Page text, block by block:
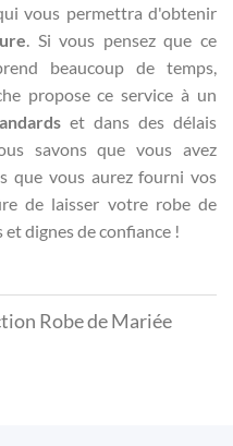
vous permettra d'obtenir
. Si vous pensez que ce
beaucoup de temps,
propose ce service à un
et dans des délais
savons que vous avez
que vous aurez fourni vos
de laisser votre robe de
dignes de confiance !
Robe de Mariée